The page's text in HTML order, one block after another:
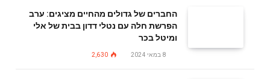
החברים של גדולים מהחיים מציגים: ערב
הפרשת חלה עם נטלי דדון בבית של אלי
ומיטל בכר
8 במאי 2024 2,630